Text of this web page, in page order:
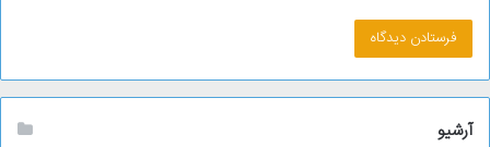
آرشیو